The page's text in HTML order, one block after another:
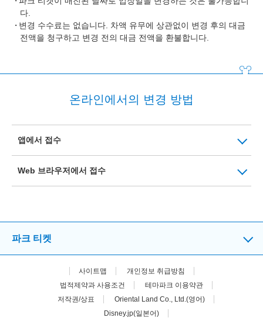
다.
변경 수수료는 없습니다. 차액 유무에 상관없이 변경 후의 대금
전액을 청구하고 변경 전의 대금 전액을 환불합니다.
온라인에서의 변경 방법
앱에서 접수
Web 브라우저에서 접수
파크 티켓
사이트맵
개인정보 취급방침
법적제약과 사용조건
테마파크 이용약관
저작권/상표
Oriental Land Co., Ltd.(영어)
Disney.jp(일본어)